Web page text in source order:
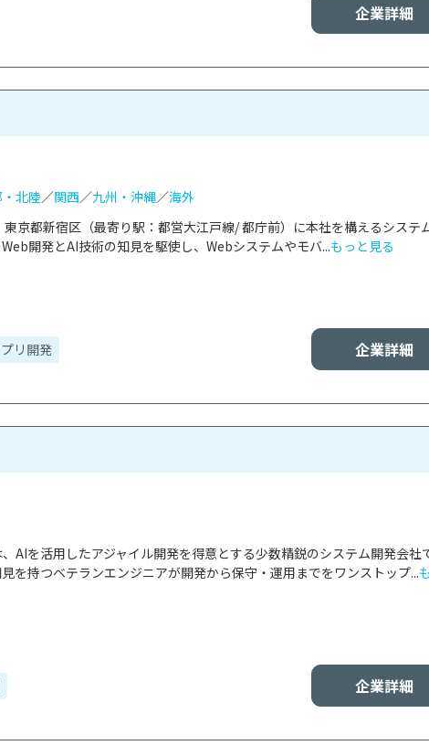
企業詳細
京都新宿区（最寄り駅：都営大江戸線/ 都庁前）に本社を構えるシステ
開発とAI技術の知見を駆使し、Webシステムやモバ...もっと見る
北陸／関西／九州・沖縄／海外
企業詳細
リ開発
AIを活用したアジャイル開発を得意とする少数精鋭のシステム開発会社
を持つベテランエンジニアが開発から保守・運用までをワンストップ...
企業詳細